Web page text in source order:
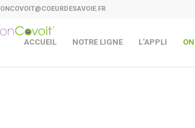
ONCOVOIT@COEURDESAVOIE.FR
ACCUEIL NOTRE LIGNE L’APPLI